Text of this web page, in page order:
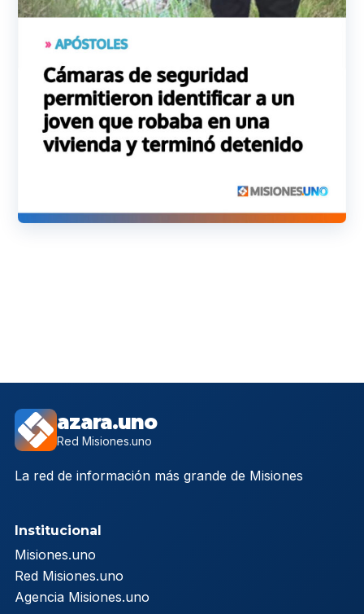
azara.uno
Red Misiones.uno
La red de información más grande de Misiones
Institucional
Misiones.uno
Red Misiones.uno
Agencia Misiones.uno